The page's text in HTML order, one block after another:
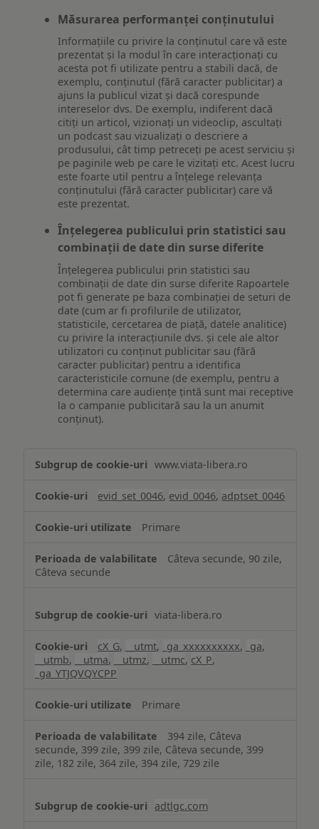
Măsurarea performanței conținutului
Informațiile cu privire la conținutul care vă este
prezentat și la modul în care interacționați cu
acesta pot fi utilizate pentru a stabili dacă, de
exemplu, conținutul (fără caracter publicitar) a
ajuns la publicul vizat și dacă corespunde
intereselor dvs. De exemplu, indiferent dacă
citiți un articol, vizionați un videoclip, ascultați
un podcast sau vizualizați o descriere a
produsului, cât timp petreceți pe acest serviciu și
pe paginile web pe care le vizitați etc. Acest lucru
este foarte util pentru a înțelege relevanța
conținutului (fără caracter publicitar) care vă
este prezentat.
Înțelegerea publicului prin statistici sau
combinații de date din surse diferite
Înțelegerea publicului prin statistici sau
combinații de date din surse diferite Rapoartele
pot fi generate pe baza combinației de seturi de
date (cum ar fi profilurile de utilizator,
statisticile, cercetarea de piață, datele analitice)
cu privire la interacțiunile dvs. și cele ale altor
utilizatori cu conținut publicitar sau (fără
caracter publicitar) pentru a identifica
caracteristicile comune (de exemplu, pentru a
determina care audiențe țintă sunt mai receptive
la o campanie publicitară sau la un anumit
conținut).
www.viata-libera.ro
evid_set_0046, evid_0046, adptset_0046
Primare
Câteva secunde, 90 zile,
Câteva secunde
viata-libera.ro
cX_G, __utmt, _ga_xxxxxxxxxx, _ga,
__utmb, __utma, __utmz, __utmc, cX_P,
_ga_YTJQVQYCPP
Primare
394 zile, Câteva
secunde, 399 zile, 399 zile, Câteva secunde, 399
zile, 182 zile, 364 zile, 394 zile, 729 zile
adtlgc.com